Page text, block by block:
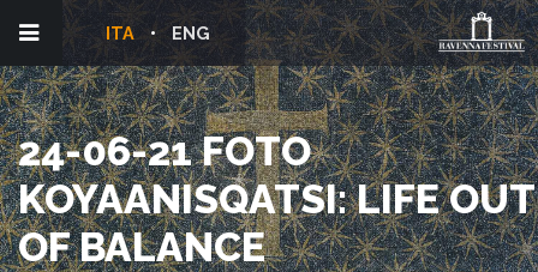
ENG
ITA
24-06-21 FOTO
KOYAANISQATSI: LIFE OUT
OF BALANCE